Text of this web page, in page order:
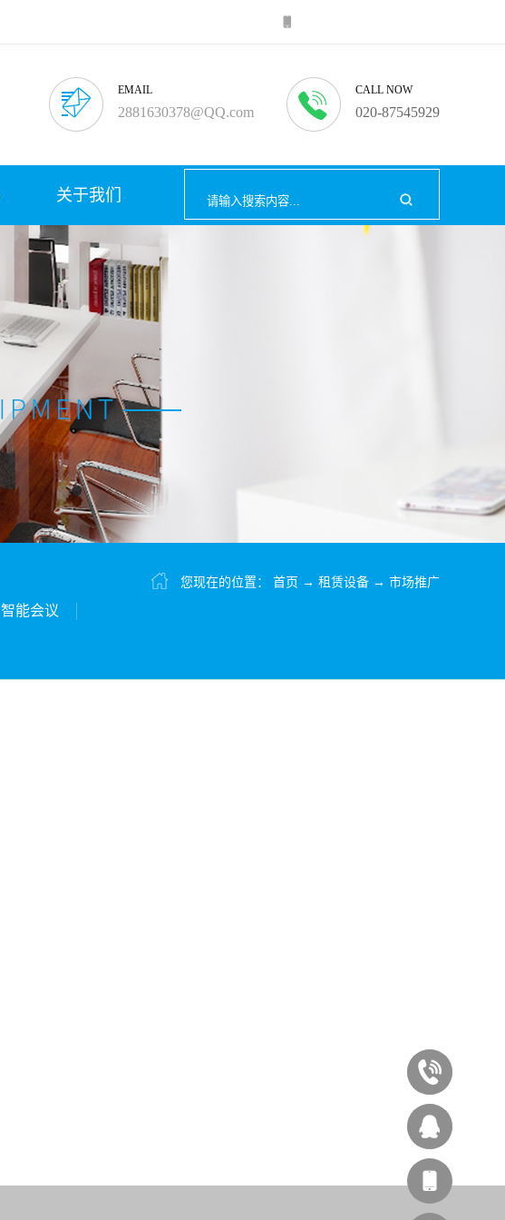
EMAIL
2881630378@QQ.com
CALL NOW
020-87545929
关于我们
智能会议
您现在的位置： 首页 → 租赁设备 → 市场推广
020-
87545929
西
林办公
客服